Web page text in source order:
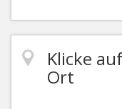
Klicke
Ort